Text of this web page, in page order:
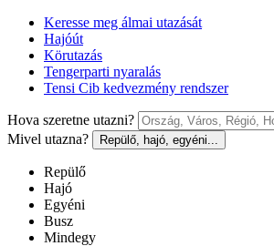
Keresse meg álmai utazását
Hajóút
Körutazás
Tengerparti nyaralás
Tensi Cib kedvezmény rendszer
Hova szeretne utazni?
Mivel utazna?
Repülő, hajó, egyéni...
Repülő
Hajó
Egyéni
Busz
Mindegy